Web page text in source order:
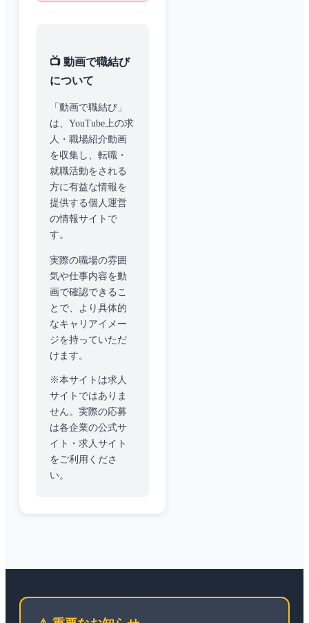
📺 動画で職結び
について
「動画で職結び」
は、YouTube上の求
人・職場紹介動画
を収集し、転職・
就職活動をされる
方に有益な情報を
提供する個人運営
の情報サイトで
す。
実際の職場の雰囲
気や仕事内容を動
画で確認できるこ
とで、より具体的
なキャリアイメー
ジを持っていただ
けます。
※本サイトは求人
サイトではありま
せん。実際の応募
は各企業の公式サ
イト・求人サイト
をご利用くださ
い。